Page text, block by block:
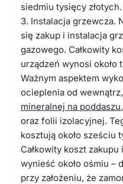
siedmiu tysięcy złotych.
3. Instalacja grzewcza.
się zakup i instalacja
gazowego. Całkowity
urządzeń wynosi około
Ważnym aspektem
ocieplenia od
mineralnej na poddaszu
oraz folii izolacyjnej.
kosztują około sześciu
Całkowity koszt
wynieść około ośmiu –
przy założeniu, że